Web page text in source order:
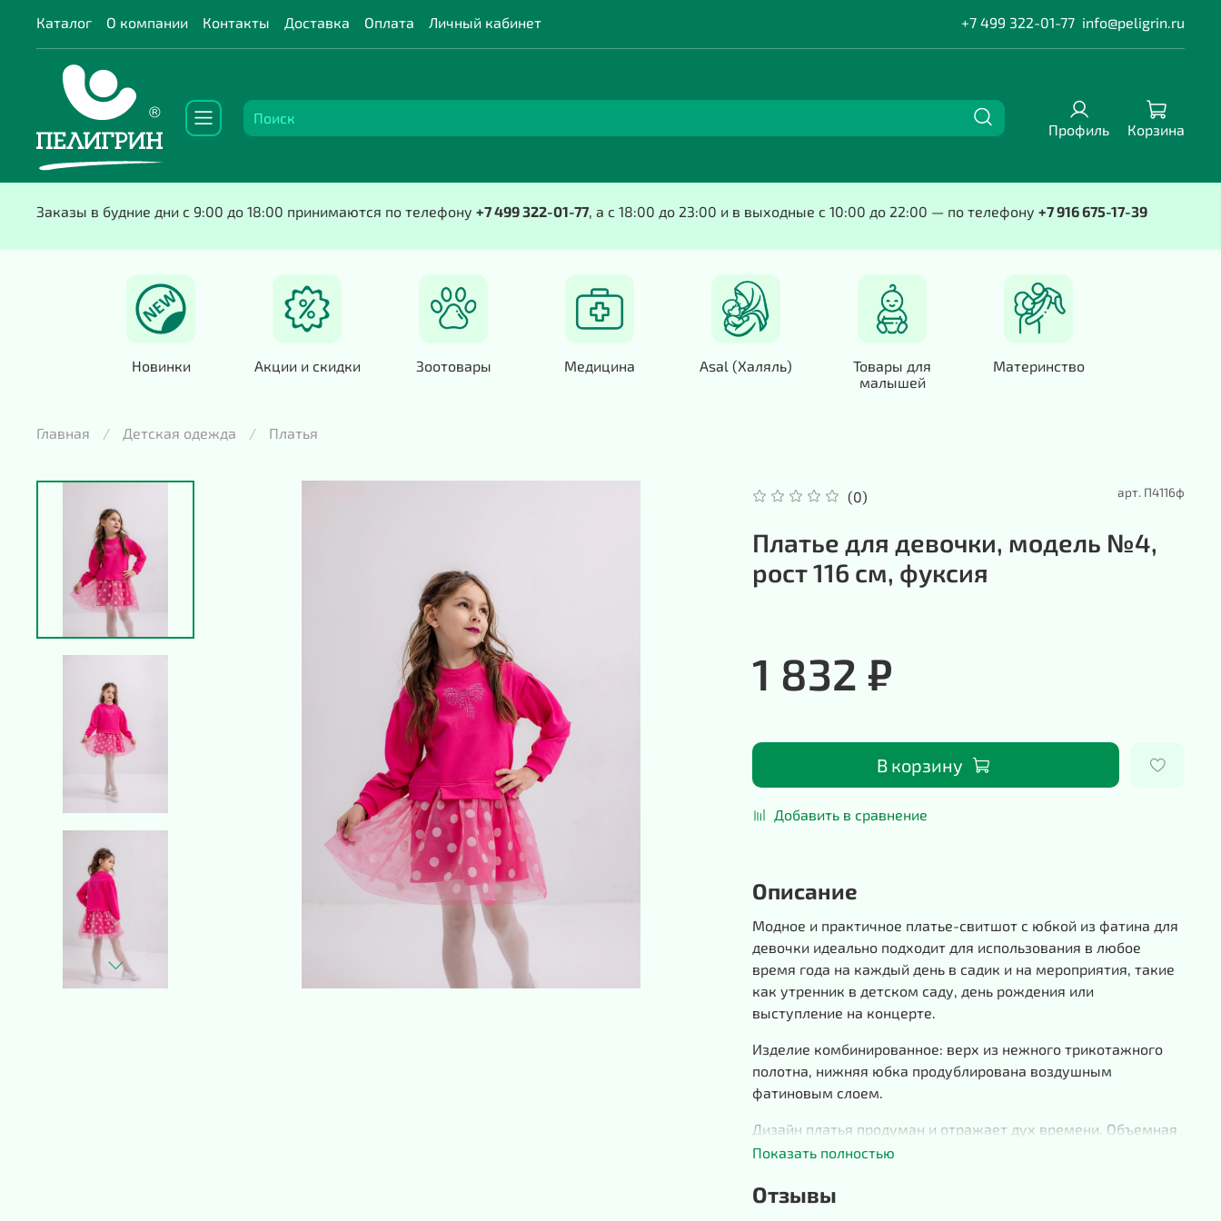
Каталог О компании Контакты Доставка Оплата Личный кабинет +7 499 322-01-77 info@peligrin.ru
Профиль Корзина
Заказы в будние дни с 9:00 до 18:00 принимаются по телефону +7 499 322-01-77, а с 18:00 до 23:00 и в выходные с 10:00 до 22:00 — по телефону +7 916 675-17-39
Новинки Акции и скидки Зоотовары Медицина Asal (Халяль)
Товары для
малышей
Материнство
Главная Детская одежда Платья
(0) арт. П4116ф
Платье для девочки, модель №4,
рост 116 см, фуксия
1 832 ₽
В корзину
Добавить в сравнение
Описание
Модное и практичное платье-свитшот с юбкой из фатина для
девочки идеально подходит для использования в любое
время года на каждый день в садик и на мероприятия, такие
как утренник в детском саду, день рождения или
выступление на концерте.
Изделие комбинированное: верх из нежного трикотажного
полотна, нижняя юбка продублирована воздушным
фатиновым слоем.
Дизайн платья продуман и отражает дух времени. Объемная
форма лифа, заниженная талия, оригинальная форма проймы
трикотажном манжете, декор на лифе в виде банта из
Показать полностью
Отзывы